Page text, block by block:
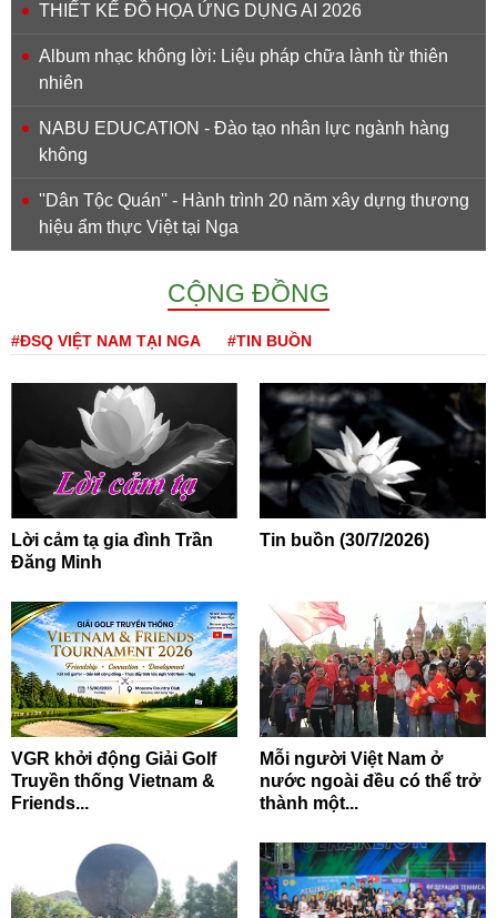
THIẾT KẾ ĐỒ HỌA ỨNG DỤNG AI 2026
Album nhạc không lời: Liệu pháp chữa lành từ thiên
nhiên
NABU EDUCATION - Đào tạo nhân lực ngành hàng
không
''Dân Tộc Quán'' - Hành trình 20 năm xây dựng thương
hiệu ẩm thực Việt tại Nga
CỘNG ĐỒNG
#ĐSQ VIỆT NAM TẠI NGA #TIN BUỒN
Lời cảm tạ gia đình Trần
Đăng Minh
Tin buồn (30/7/2026)
VGR khởi động Giải Golf
Truyền thống Vietnam &
Friends...
Mỗi người Việt Nam ở
nước ngoài đều có thể trở
thành một...